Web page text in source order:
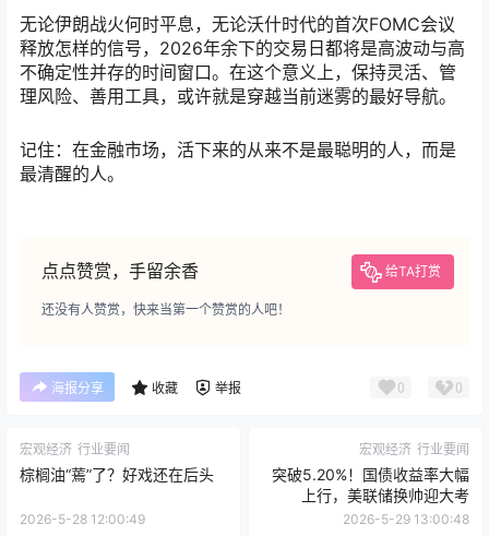
无论伊朗战火何时平息，无论沃什时代的首次FOMC会议
释放怎样的信号，2026年余下的交易日都将是高波动与高
不确定性并存的时间窗口。在这个意义上，保持灵活、管
理风险、善用工具，或许就是穿越当前迷雾的最好导航。
记住：在金融市场，活下来的从来不是最聪明的人，而是
最清醒的人。
点点赞赏，手留余香 给TA打赏
还没有人赞赏，快来当第一个赞赏的人吧！
海报分享 收藏 举报 0 0
宏观经济 行业要闻
棕榈油“蔫”了？好戏还在后头
2026-5-28 12:00:49
宏观经济 行业要闻
突破5.20%！国债收益率大幅
上行，美联储换帅迎大考
2026-5-29 13:00:48